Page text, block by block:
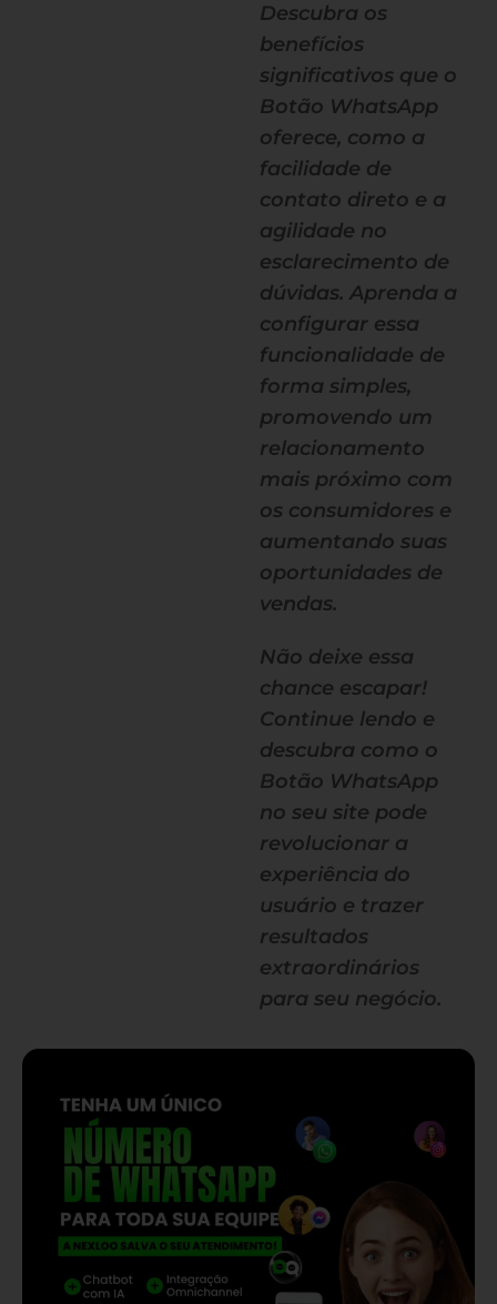
Descubra os
benefícios
significativos que o
Botão WhatsApp
oferece, como a
facilidade de
contato direto e a
agilidade no
esclarecimento de
dúvidas. Aprenda a
configurar essa
funcionalidade de
forma simples,
promovendo um
relacionamento
mais próximo com
os consumidores e
aumentando suas
oportunidades de
vendas.
Não deixe essa
chance escapar!
Continue lendo e
descubra como o
Botão WhatsApp
no seu site pode
revolucionar a
experiência do
usuário e trazer
resultados
extraordinários
para seu negócio.